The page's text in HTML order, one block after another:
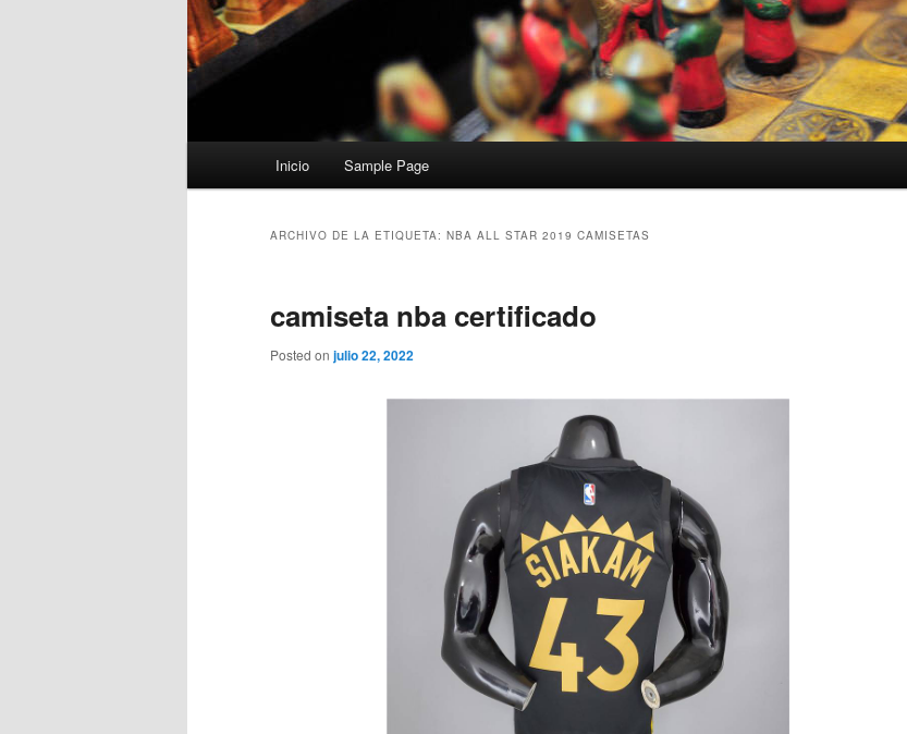
Inicio Sample Page
ARCHIVO DE LA ETIQUETA: NBA ALL STAR 2019 CAMISETAS
camiseta nba certificado
Posted on julio 22, 2022